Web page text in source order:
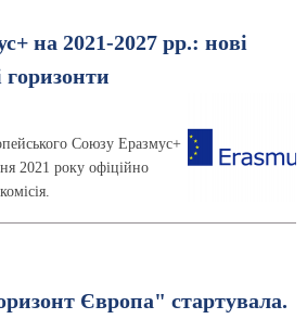
на 2021-2027 рр.: нові
горизонти
Союзу Еразмус+
2021 року офіційно
Європа" стартувала.